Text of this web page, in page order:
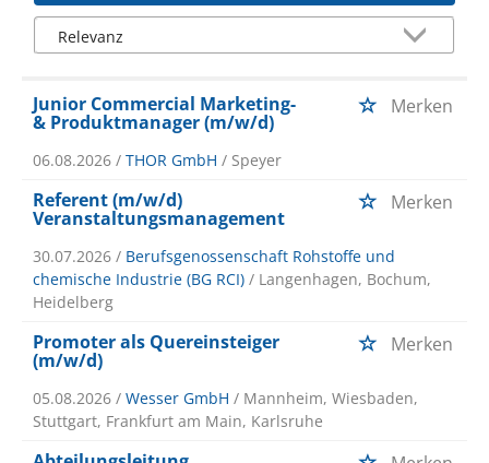
Junior Commercial Marketing-
& Produktmanager (m/w/d)
Merken
06.08.2026 / THOR GmbH / Speyer
Referent (m/w/d)
Veranstaltungsmanagement
Merken
30.07.2026 / Berufsgenossenschaft Rohstoffe und
chemische Industrie (BG RCI) / Langenhagen, Bochum,
Heidelberg
Promoter als Quereinsteiger
(m/w/d)
Merken
05.08.2026 / Wesser GmbH / Mannheim, Wiesbaden,
Stuttgart, Frankfurt am Main, Karlsruhe